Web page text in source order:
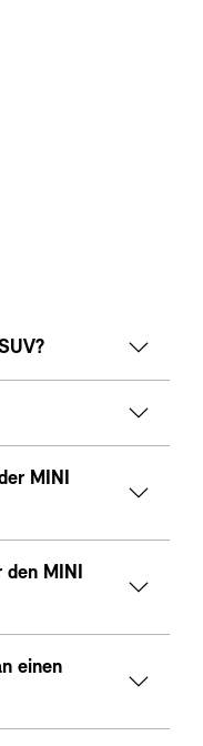
MINI
den MINI
einen